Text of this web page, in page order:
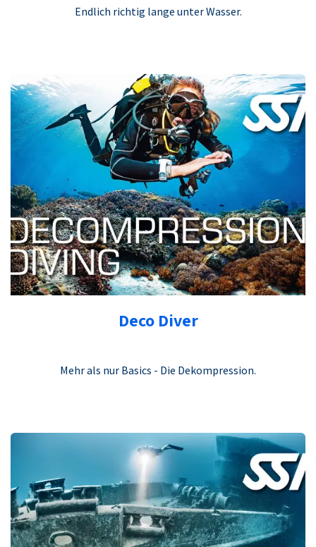
Endlich richtig lange unter Wasser.
Deco Diver
Mehr als nur Basics - Die Dekompression.